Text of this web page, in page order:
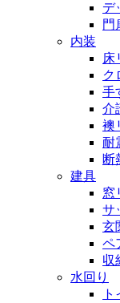
デ
門
内装
床
ク
手
介
襖
耐
断
建具
窓
サ
玄
ペ
収
水回り